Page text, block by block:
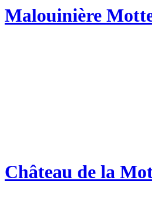
Malouinière
Château de la